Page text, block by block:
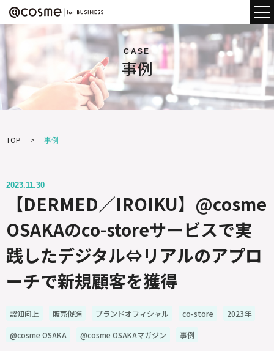
CASE
事例
TOP 事例
2023.11.30
【DERMED／IROIKU】@cosme
OSAKAのco-storeサービスで実
践したデジタル⇔リアルのアプロ
ーチで新規顧客を獲得
認知向上 販売促進 ブランドオフィシャル co-store 2023年
@cosme OSAKA @cosme OSAKAマガジン 事例